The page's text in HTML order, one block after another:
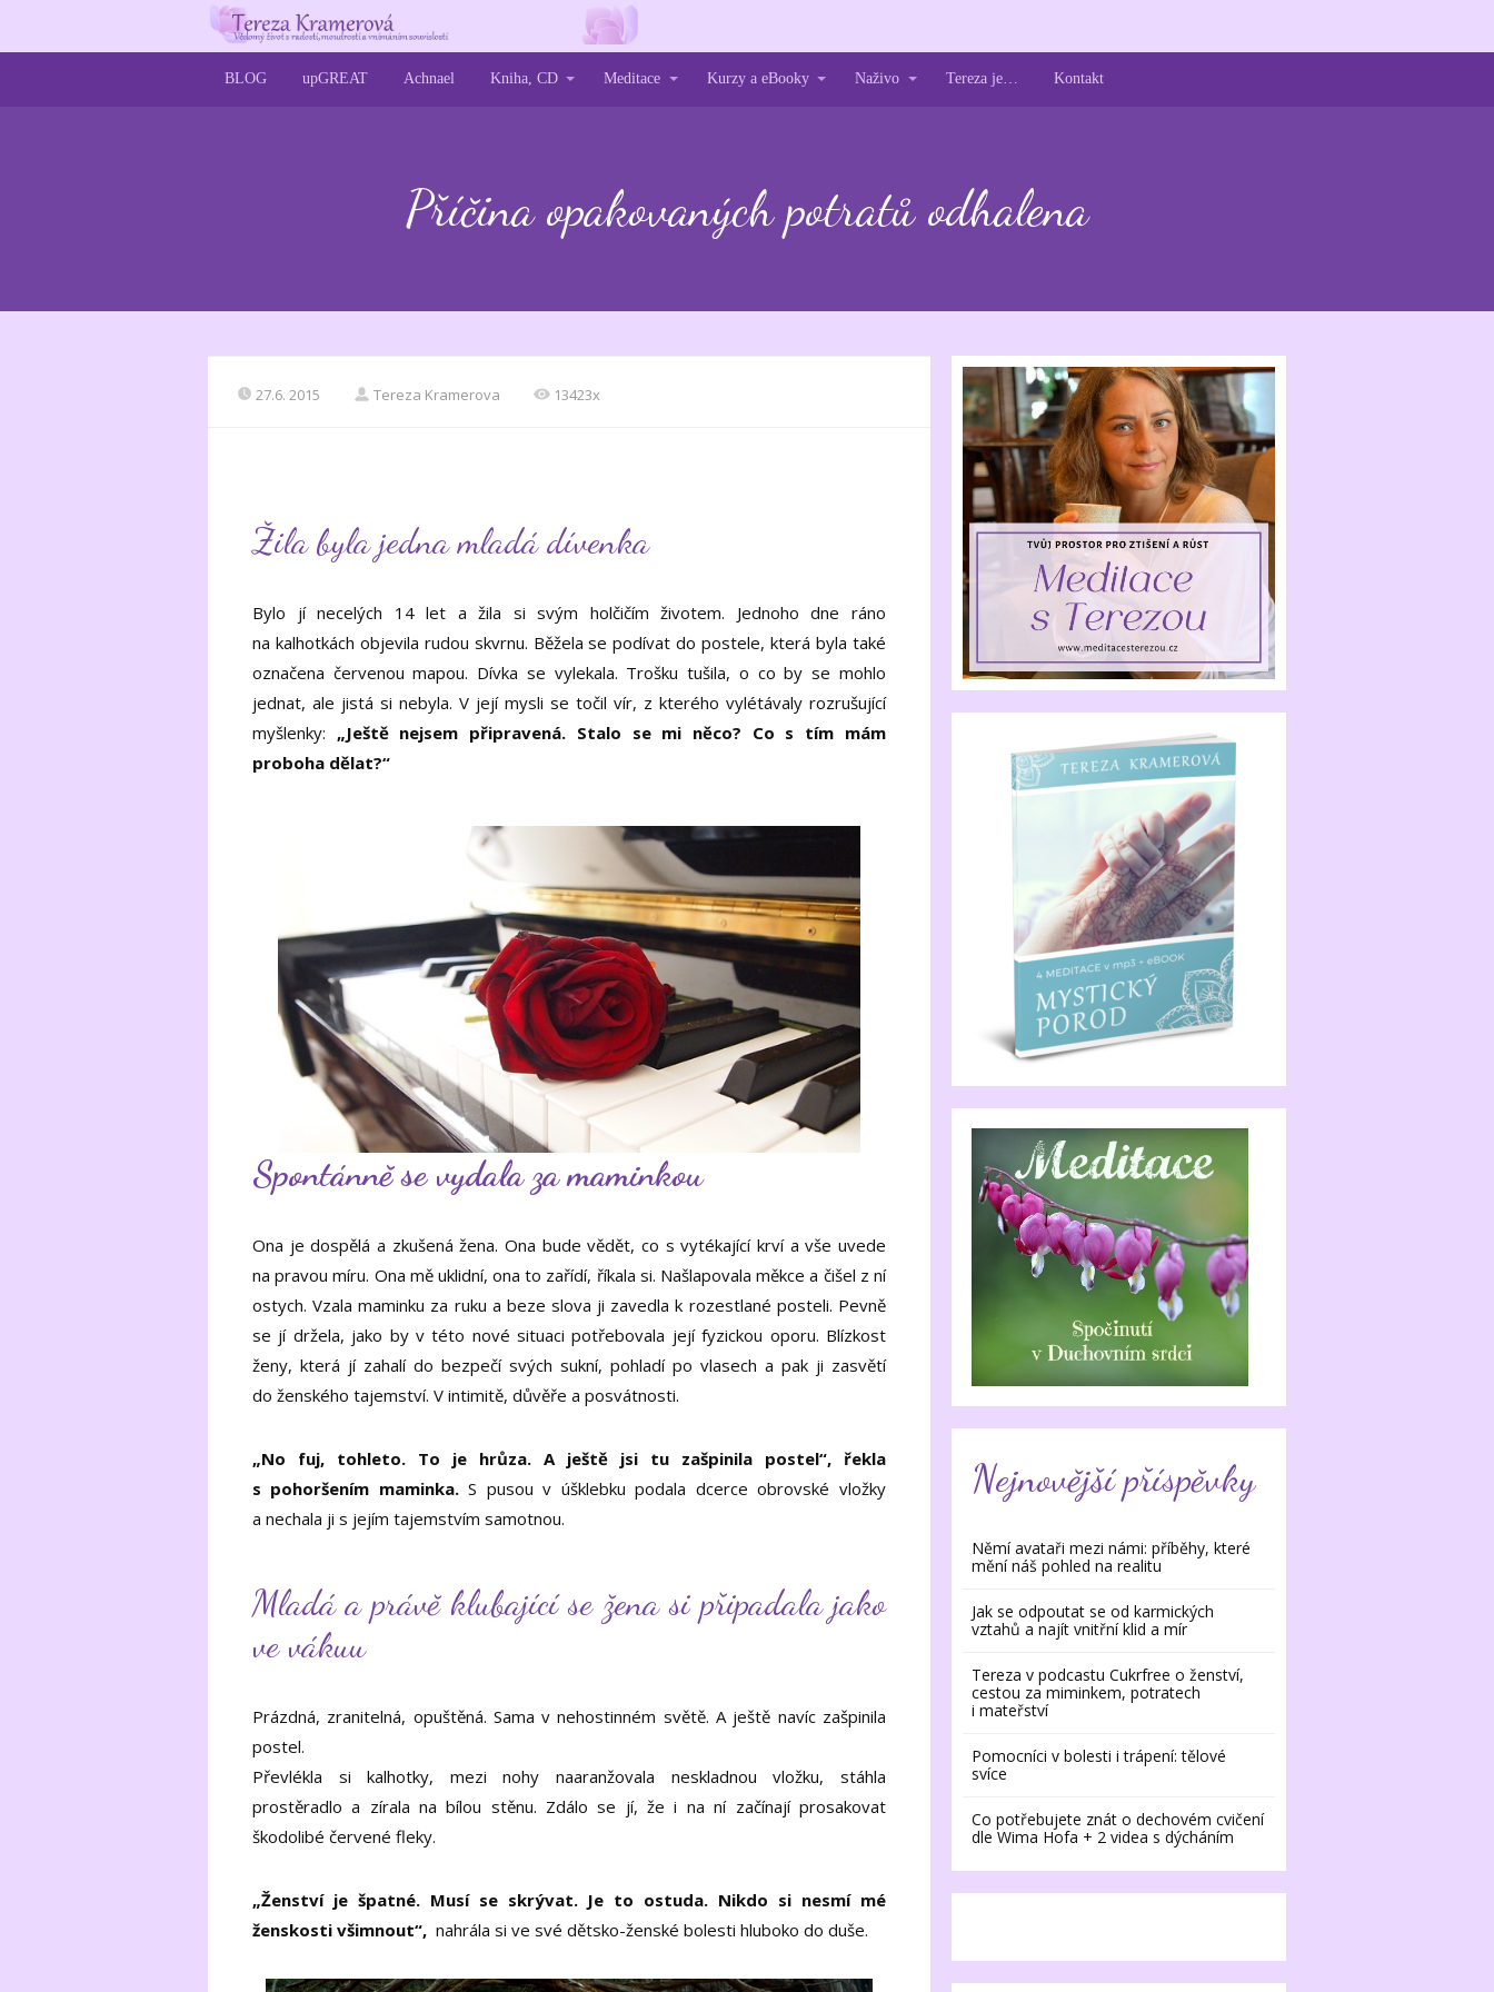
BLOG upGREAT Achnael Kniha, CD Meditace Kurzy a eBooky Naživo Tereza je… Kontakt
Příčina opakovaných potratů odhalena
27.6. 2015 Tereza Kramerova 13423x
Žila byla jedna mladá dívenka
Bylo jí necelých 14 let a žila si svým holčičím životem. Jednoho dne ráno
na kalhotkách objevila rudou skvrnu. Běžela se podívat do postele, která byla také
označena červenou mapou. Dívka se vylekala. Trošku tušila, o co by se mohlo
jednat, ale jistá si nebyla. V její mysli se točil vír, z kterého vylétávaly rozrušující
myšlenky: „Ještě nejsem připravená. Stalo se mi něco? Co s tím mám
proboha dělat?“
Spontánně se vydala za maminkou
Ona je dospělá a zkušená žena. Ona bude vědět, co s vytékající krví a vše uvede
na pravou míru. Ona mě uklidní, ona to zařídí, říkala si. Našlapovala měkce a čišel z ní
ostych. Vzala maminku za ruku a beze slova ji zavedla k rozestlané posteli. Pevně
se jí držela, jako by v této nové situaci potřebovala její fyzickou oporu. Blízkost
ženy, která jí zahalí do bezpečí svých sukní, pohladí po vlasech a pak ji zasvětí
do ženského tajemství. V intimitě, důvěře a posvátnosti.
„No fuj, tohleto. To je hrůza. A ještě jsi tu zašpinila postel“, řekla
s pohoršením maminka.S pusou v úšklebku podala dcerce obrovské vložky
a nechala ji s jejím tajemstvím samotnou.
Mladá a právě klubající se žena si připadala jako
ve vákuu
Prázdná, zranitelná, opuštěná. Sama v nehostinném světě. A ještě navíc zašpinila
postel.
Převlékla si kalhotky, mezi nohy naaranžovala neskladnou vložku, stáhla
prostěradlo a zírala na bílou stěnu. Zdálo se jí, že i na ní začínají prosakovat
škodolibé červené fleky.
„Ženství je špatné. Musí se skrývat. Je to ostuda. Nikdo si nesmí mé
ženskosti všimnout“, nahrála si ve své dětsko-ženské bolesti hluboko do duše.
Nejnovější příspěvky
Němí avataři mezi námi: příběhy, které
mění náš pohled na realitu
Jak se odpoutat se od karmických
vztahů a najít vnitřní klid a mír
Tereza v podcastu Cukrfree o ženství,
cestou za miminkem, potratech
i mateřství
Pomocníci v bolesti i trápení: tělové
svíce
Co potřebujete znát o dechovém cvičení
dle Wima Hofa + 2 videa s dýcháním